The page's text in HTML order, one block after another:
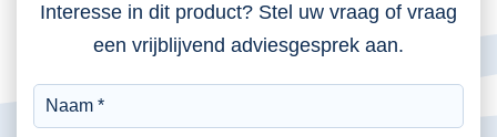
Interesse in dit product? Stel uw vraag of vraag
een vrijblijvend adviesgesprek aan.